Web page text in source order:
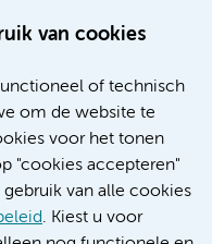
van cookies
of technisch
om de website te
voor het tonen
"cookies accepteren"
van alle cookies
. Kiest u voor